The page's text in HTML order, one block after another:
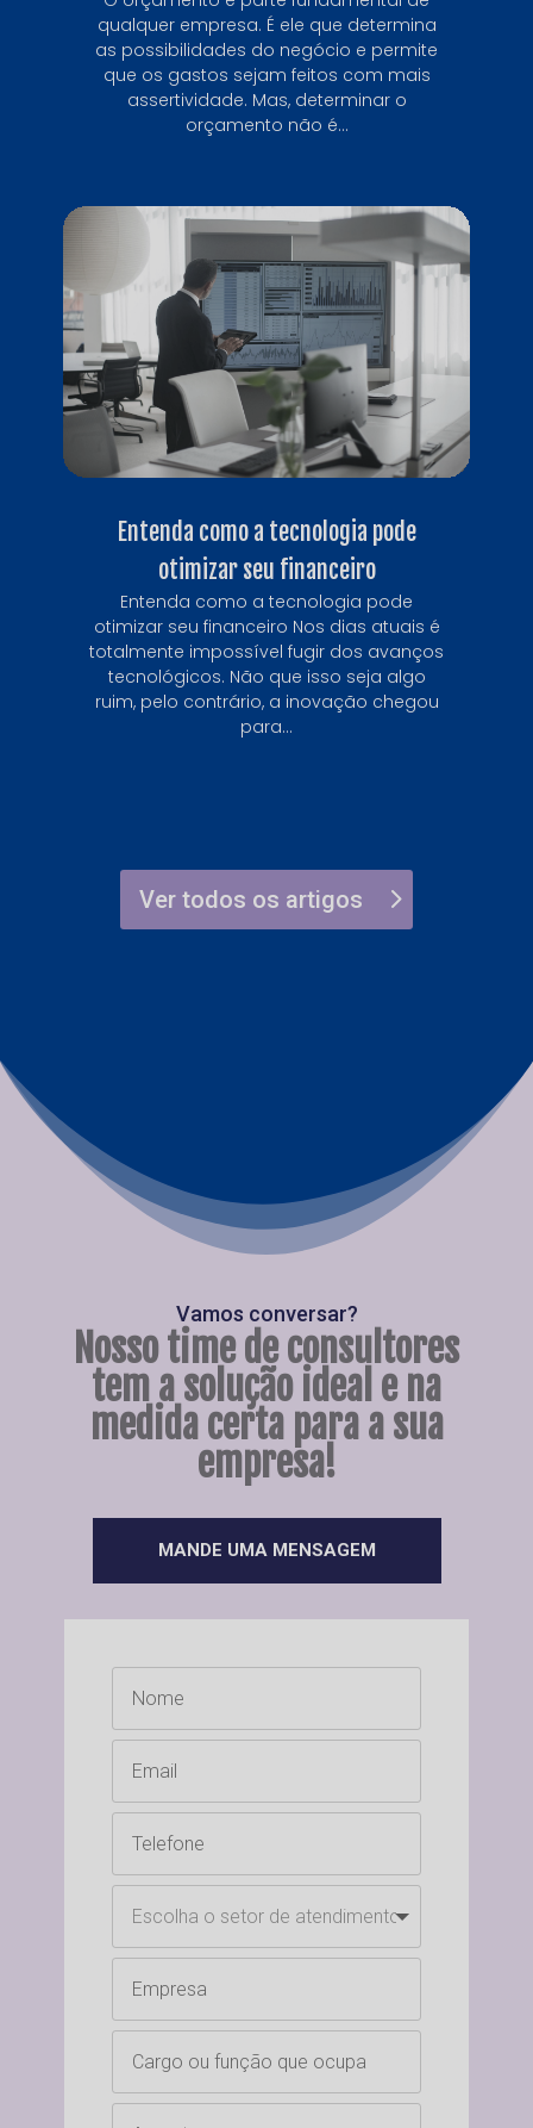
qualquer empresa. É ele que determina
as possibilidades do negócio e permite
que os gastos sejam feitos com mais
assertividade. Mas, determinar o
orçamento não é...
Entenda como a tecnologia pode
otimizar seu financeiro
Entenda como a tecnologia pode
otimizar seu financeiro Nos dias atuais é
totalmente impossível fugir dos avanços
tecnológicos. Não que isso seja algo
ruim, pelo contrário, a inovação chegou
para...
Ver todos os artigos
Vamos conversar?
Nosso time de consultores
tem a solução ideal e na
medida certa para a sua
empresa!
MANDE UMA MENSAGEM